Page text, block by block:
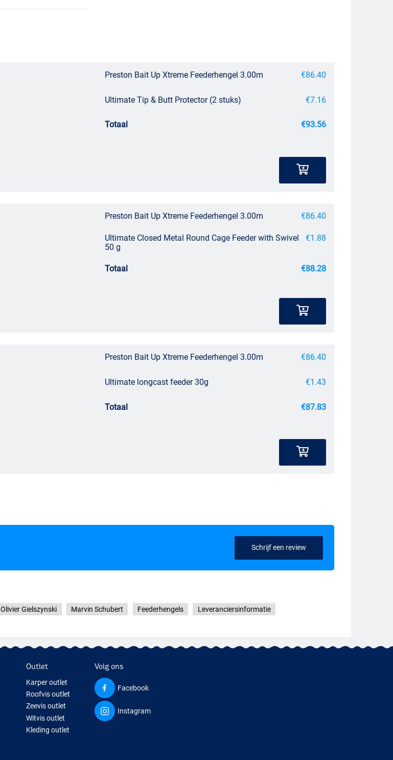
Preston Bait Up Xtreme Feederhengel 3.00m €86.40
Ultimate Tip & Butt Protector (2 stuks) €7.16
Totaal €93.56
Preston Bait Up Xtreme Feederhengel 3.00m €86.40
Ultimate Closed Metal Round Cage Feeder with Swivel
50 g
€1.88
Totaal €88.28
Preston Bait Up Xtreme Feederhengel 3.00m €86.40
Ultimate longcast feeder 30g €1.43
Totaal €87.83
Schrijf een review
Olivier Gielszynski Marvin Schubert Feederhengels Leveranciersinformatie
Outlet
Karper outlet
Roofvis outlet
Zeevis outlet
Witvis outlet
Kleding outlet
Volg ons
Facebook
Instagram